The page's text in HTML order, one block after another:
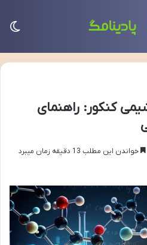
کنکور: راهنمای
خواندن این مطلب 13 دقیقه زمان میبرد